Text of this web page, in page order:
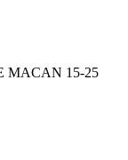
MACAN 15-25